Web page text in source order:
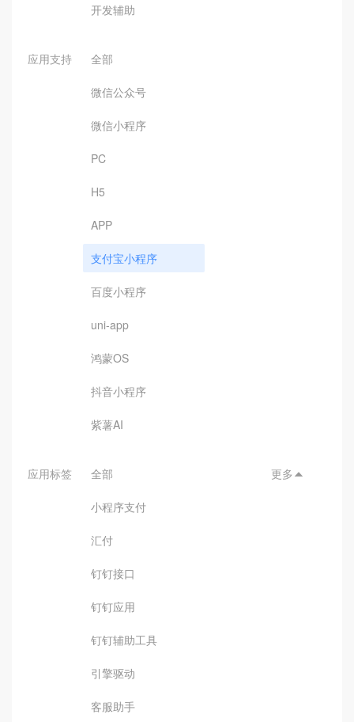
开发辅助
应用支持 全部
微信公众号
微信小程序
PC
H5
APP
支付宝小程序
百度小程序
uni-app
鸿蒙OS
抖音小程序
紫薯AI
应用标签 全部
小程序支付
汇付
钉钉接口
钉钉应用
钉钉辅助工具
引擎驱动
客服助手
更多 